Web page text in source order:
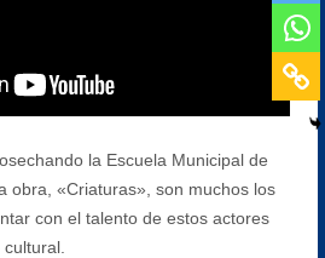
la Escuela Municipal de
obra, «Criaturas», son muchos los
con el talento de estos actores